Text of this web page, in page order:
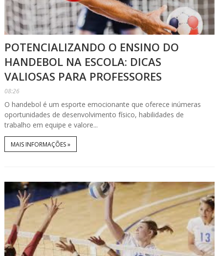
POTENCIALIZANDO O ENSINO DO
HANDEBOL NA ESCOLA: DICAS
VALIOSAS PARA PROFESSORES
08:26
O handebol é um esporte emocionante que oferece inúmeras
oportunidades de desenvolvimento físico, habilidades de
trabalho em equipe e valore...
MAIS INFORMAÇÕES »